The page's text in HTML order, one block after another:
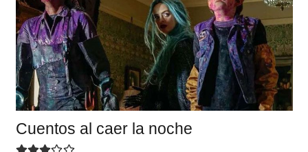
Cuentos al caer la noche